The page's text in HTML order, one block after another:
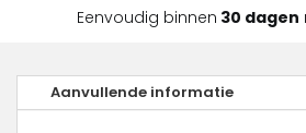
Eenvoudig binnen 30 dagen
Aanvullende informatie